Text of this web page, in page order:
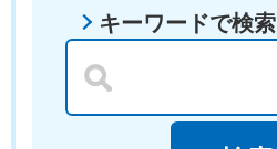
キーワードで検索